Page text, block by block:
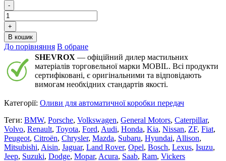
-
+
В кошик
До порівняння В обране
SHEVROX — офіційний дилер мастильних
матеріалів торговельної марки MOBIL. Всі продукти
сертифіковані, є оригінальними та відповідають
вимогам необхідних стандартів якості.
Категорії: Оливи для автоматичної коробки передач
Теги: BMW, Porsche, Volkswagen, General Motors, Caterpillar,
Volvo, Renault, Toyota, Ford, Audi, Honda, Kia, Nissan, ZF, Fiat,
Peugeot, Citroën, Chrysler, Mazda, Subaru, Hyundai, Allison,
Mitsubishi, Aisin, Jaguar, Land Rover, Opel, Bosch, Lexus, Isuzu,
Jeep, Suzuki, Dodge, Mopar, Acura, Saab, Ram, Vickers